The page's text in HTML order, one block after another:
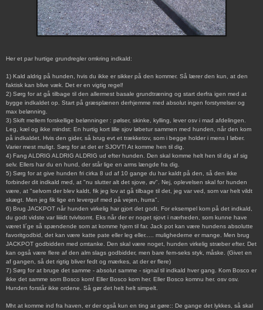
Her et par hurtige grundregler omkring indkald:
1) Kald aldrig på hunden, hvis du ikke er sikker på den kommer. Så lærer den kun, at den
faktisk kan blive væk. Det er en vigtig regel!
2) Sørg for at gå tilbage til den allermest basale grundtræning og start derfra igen med at
bygge indkaldet op. Start på græsplænen derhjemme med absolut ingen forstyrrelser og
max belønning.
3) Skift mellem forskellige belønninger : pølser, skinke, kylling, lever osv i mad afdelingen.
Leg, kæl og ikke mindst: En hurtig kort lille sjov løbetur sammen med hunden, når den kom
på indkaldet. Hvis den gider, så brug evt et trækketov, som i begge holder i mens I løber.
Varier mest muligt. Sørg for at det er SJOVT! At komme hen til dig.
4) Fang ALDRIG ALDRIG ALDRIG ud efter hunden. Den skal komme helt hen til dig af sig
selv. Ellers har du en hund, der står lige en arms længde fra dig.
5) Sørg for at give hunden fri cirka 8 ud af 10 gange du har kaldt på den, så den ikke
forbinder dit indkald med, at "nu slutter alt det sjove, øv". Nej, oplevelsen skal for hunden
være, at "selvom der blev kaldt, fik jeg lov at gå tilbage til det, jeg var ved, som var helt vildt
skægt. Men jeg fik lige en leverguf med på vejen, hurra".
6) Brug JACKPOT når hunden virkelig har gjort det godt. For eksempel kom på det indkald,
du godt vidste var liiiidt tvivlsomt. Eks når der er noget sjovt i nærheden, som kunne have
været li´ge så spændende som at komme hjem til far. Jack pot kan være hundens absolutte
favoritgodbid, det kan være katte pate eller leg eller..... mulighederne er mange. Men brug
JACKPOT godbidden med omtanke. Den skal være noget, hunden virkelig stræber efter. Det
kan også være flere af den alm slags godbidder, men bare fem-seks styk, måske. (Givet en
af gangen, så det rigtig bliver fedt og mærkes, at der er flere)
7) Sørg for at bruge det samme - absolut samme - signal til indkald hver gang. Kom Bosco er
ikke det samme som Bosco kom! Eller Bosco kom her. Eller Bosco komnu her. osv osv.
Hunden forstår ikke ordene. Så gør det helt helt simpelt.
Mht at komme ind fra haven, er der også kun en ting at gøre:: De gange det lykkes, så skal